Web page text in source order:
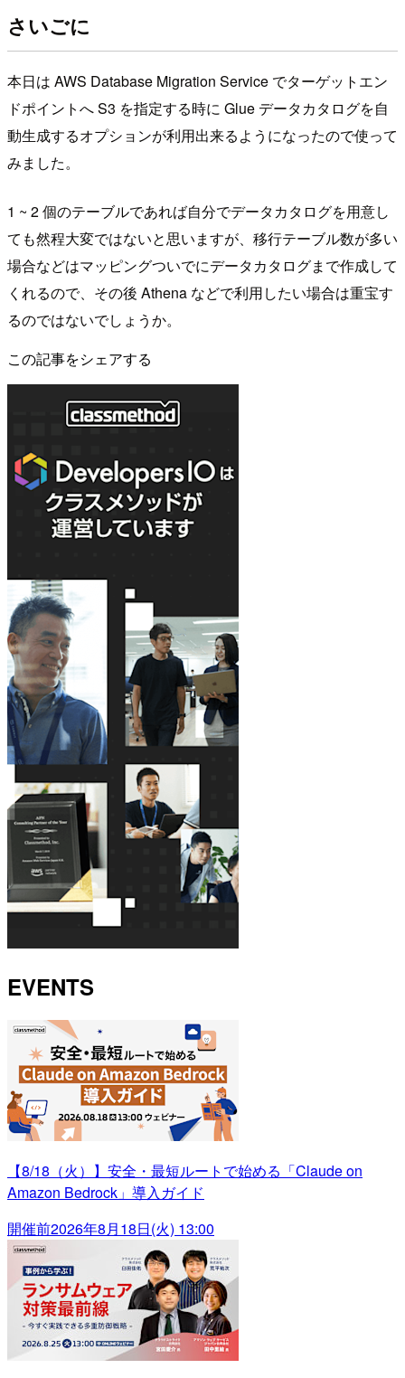
さいごに
本日は AWS Database Migration Service でターゲットエン
ドポイントへ S3 を指定する時に Glue データカタログを自
動生成するオプションが利用出来るようになったので使って
みました。
1 ~ 2 個のテーブルであれば自分でデータカタログを用意し
ても然程大変ではないと思いますが、移行テーブル数が多い
場合などはマッピングついでにデータカタログまで作成して
くれるので、その後 Athena などで利用したい場合は重宝す
るのではないでしょうか。
この記事をシェアする
EVENTS
【8/18（火）】安全・最短ルートで始める「Claude on
Amazon Bedrock」導入ガイド
開催前2026年8月18日(火) 13:00